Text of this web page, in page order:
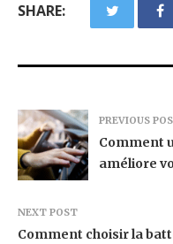
SHARE:
PREVIOUS
Comment
améliore
NEXT POST
Comment choisir la